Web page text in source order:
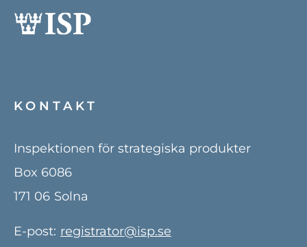
KONTAKT
Inspektionen för strategiska produkter
Box 6086
171 06 Solna
E-post: registrator@isp.se